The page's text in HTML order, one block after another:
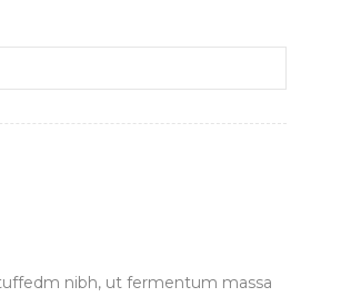
nibh, ut fermentum massa